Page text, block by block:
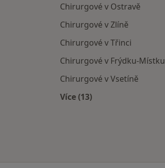
Chirurgové v Ostravě
Chirurgové v Zlíně
Chirurgové v Třinci
Chirurgové v Frýdku-Místku
Chirurgové v Vsetíně
Více (13)